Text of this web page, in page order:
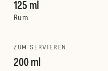
125 ml
Rum
ZUM SERVIEREN
200 ml